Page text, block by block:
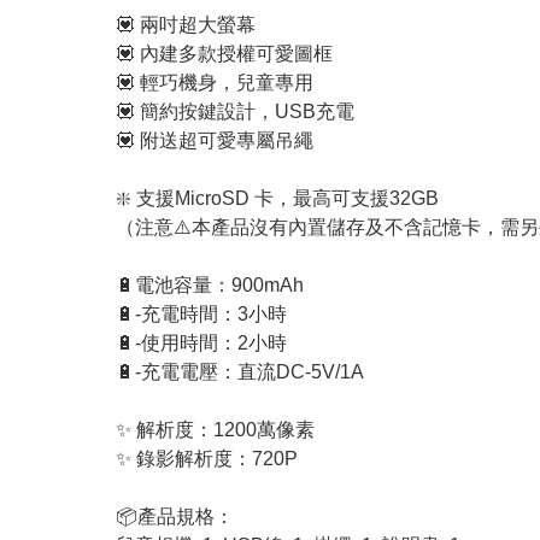
💟 兩吋超大螢幕
💟 內建多款授權可愛圖框
💟 輕巧機身，兒童專用
💟 簡約按鍵設計，USB充電
💟 附送超可愛專屬吊繩
❇️ 支援MicroSD 卡，最高可支援32GB
（注意⚠️本產品沒有內置儲存及不含記憶卡，需另
🔋電池容量：900mAh
🔋-充電時間：3小時
🔋-使用時間：2小時
🔋-充電電壓：直流DC-5V/1A
✨ 解析度：1200萬像素
✨ 錄影解析度：720P
📦產品規格：